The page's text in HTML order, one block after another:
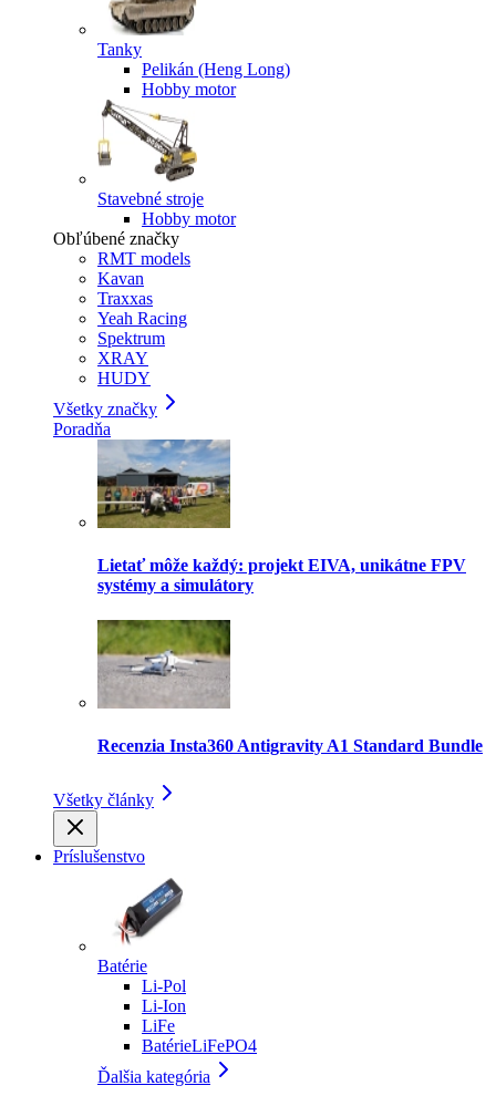
Tanky
Pelikán (Heng Long)
Hobby motor
Stavebné stroje
Hobby motor
Obľúbené značky
RMT models
Kavan
Traxxas
Yeah Racing
Spektrum
XRAY
HUDY
Všetky značky
Poradňa
Lietať môže každý: projekt EIVA, unikátne FPV
systémy a simulátory
Recenzia Insta360 Antigravity A1 Standard Bundle
Všetky články
Príslušenstvo
Batérie
Li-Pol
Li-Ion
LiFe
BatérieLiFePO4
Ďalšia kategória